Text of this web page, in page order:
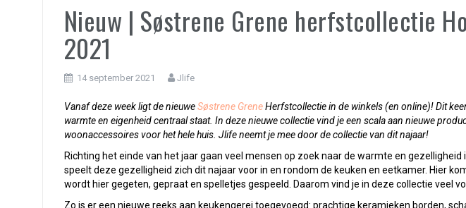
Nieuw | Søstrene Grene herfstcollectie
2021
14 september 2021 Jlife
Vanaf deze week ligt de nieuweSøstrene GreneHerfstcollectie in de winkels (en online)! Dit
warmte en eigenheid centraal staat. In deze nieuwe collectie vind je een scala aan nieuwe
woonaccessoires voor het hele huis. Jlife neemt je mee door de collectie van dit najaar!
Richting het einde van het jaar gaan veel mensen op zoek naar de warmte en gezelligheid
speelt deze gezelligheid zich dit najaar voor in en rondom de keuken en eetkamer. Hier
wordt hier gegeten, gepraat en spelletjes gespeeld. Daarom vind je in deze collectie veel
Zo is er een nieuwe reeks aan keukengerei toegevoegd: prachtige keramieken borden,